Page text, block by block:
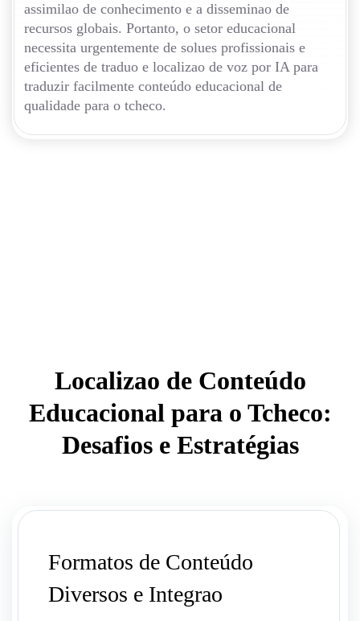
assimilao de conhecimento e a disseminao de
recursos globais. Portanto, o setor educacional
necessita urgentemente de solues profissionais e
eficientes de traduo e localizao de voz por IA para
traduzir facilmente conteúdo educacional de
qualidade para o tcheco.
Localizao de Conteúdo
Educacional para o Tcheco:
Desafios e Estratégias
Formatos de Conteúdo
Diversos e Integrao